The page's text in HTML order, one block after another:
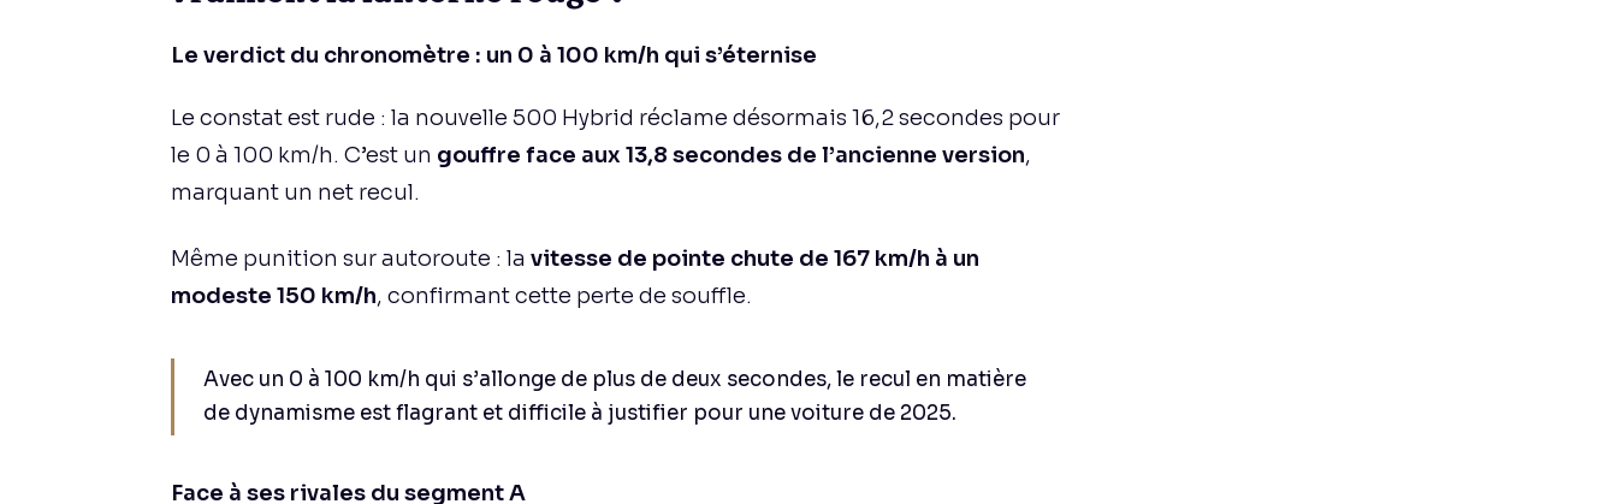
Le verdict du chronomètre : un 0 à 100 km/h qui s’éternise
Le constat est rude : la nouvelle 500 Hybrid réclame désormais 16,2 secondes pour
le 0 à 100 km/h. C’est un gouffre face aux 13,8 secondes de l’ancienne version,
marquant un net recul.
Même punition sur autoroute : la vitesse de pointe chute de 167 km/h à un
modeste 150 km/h, confirmant cette perte de souffle.
Avec un 0 à 100 km/h qui s’allonge de plus de deux secondes, le recul en matière
de dynamisme est flagrant et difficile à justifier pour une voiture de 2025.
Face à ses rivales du segment A